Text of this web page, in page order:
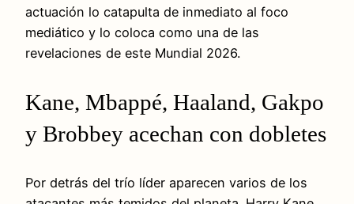
actuación lo catapulta de inmediato al foco
mediático y lo coloca como una de las
revelaciones de este Mundial 2026.
Kane, Mbappé, Haaland, Gakpo
y Brobbey acechan con dobletes
Por detrás del trío líder aparecen varios de los